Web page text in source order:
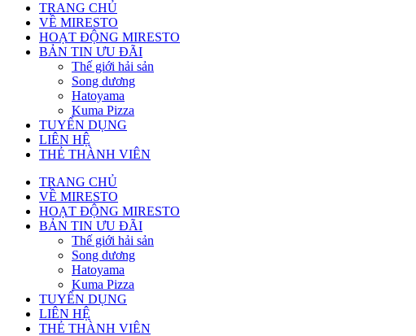
TRANG CHỦ
VỀ MIRESTO
HOẠT ĐỘNG MIRESTO
BẢN TIN ƯU ĐÃI
Thế giới hải sản
Song dương
Hatoyama
Kuma Pizza
TUYỂN DỤNG
LIÊN HỆ
THẺ THÀNH VIÊN
TRANG CHỦ
VỀ MIRESTO
HOẠT ĐỘNG MIRESTO
BẢN TIN ƯU ĐÃI
Thế giới hải sản
Song dương
Hatoyama
Kuma Pizza
TUYỂN DỤNG
LIÊN HỆ
THẺ THÀNH VIÊN